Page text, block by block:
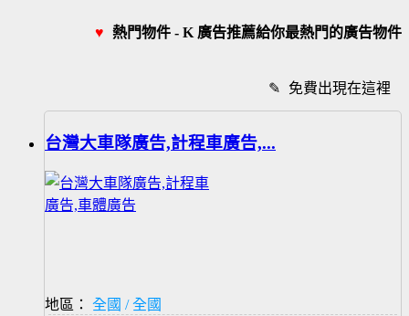
♥ 熱門物件 - K 廣告推薦給你最熱門的廣告物件
✎ 免費出現在這裡
台灣大車隊廣告,計程車廣告,...
地區：
全國 / 全國